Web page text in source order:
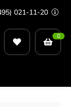
021-11-20
0